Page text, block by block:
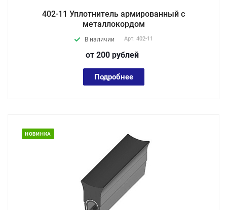
402-11 Уплотнитель армированный с
металлокордом
В наличии Арт. 402-11
от 200 рублей
Подробнее
НОВИНКА